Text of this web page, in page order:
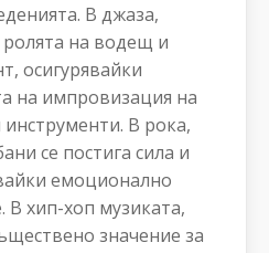
В джаза,
ролята на водещ и
осигурявайки
на импровизация на
В рока,
се постига сила и
емоционално
В хип-хоп музиката,
значение за